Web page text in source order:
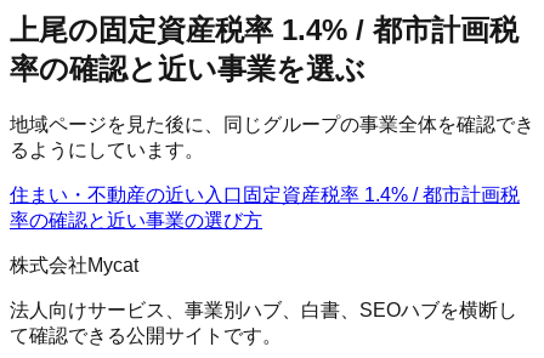
上尾の固定資産税率 1.4% / 都市計画税
率の確認と近い事業を選ぶ
地域ページを見た後に、同じグループの事業全体を確認でき
るようにしています。
住まい・不動産の近い入口 固定資産税率 1.4% / 都市計画税
率の確認と近い事業の選び方
株式会社Mycat
法人向けサービス、事業別ハブ、白書、SEOハブを横断し
て確認できる公開サイトです。